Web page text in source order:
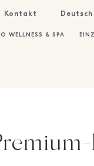
Kontakt Deutsch
WELLNESS & SPA